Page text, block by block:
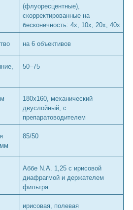
(флуоресцентные),
скорректированные на
бесконечность: 4х, 10х, 20х, 40х
на 6 объективов
50–75
180х160, механический
двуслойный, с
препаратоводителем
85/50
Аббе N.A. 1,25 с ирисовой
диафрагмой и держателем
фильтра
ирисовая, полевая